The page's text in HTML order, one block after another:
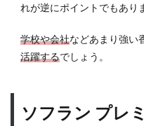
れが逆にポイントでもあり
学校や会社などあまり強い
活躍するでしょう。
ソフラン プレ